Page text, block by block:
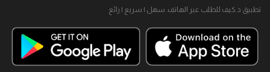
تطبيق د.كيف للطلب عبر الهاتف. سهل I سريع I رائع